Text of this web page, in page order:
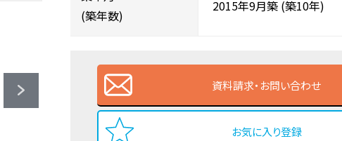
(築年数)
2015年9月築 (築10年)
資料請求・お問い合わせ
お気に入り登録